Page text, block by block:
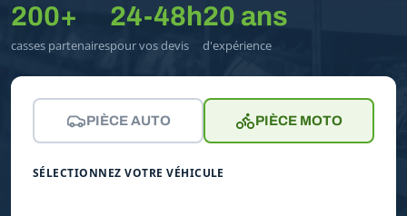
200+
casses partenaires
24-48h
pour vos devis
20 ans
d'expérience
PIÈCE AUTO PIÈCE MOTO
SÉLECTIONNEZ VOTRE VÉHICULE